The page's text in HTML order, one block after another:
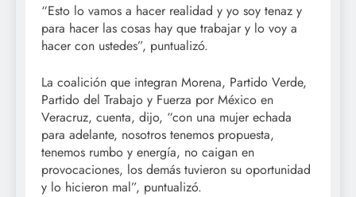
“Esto lo vamos a hacer realidad y yo soy tenaz y
para hacer las cosas hay que trabajar y lo voy a
hacer con ustedes”, puntualizó.
La coalición que integran Morena, Partido Verde,
Partido del Trabajo y Fuerza por México en
Veracruz, cuenta, dijo, “con una mujer echada
para adelante, nosotros tenemos propuesta,
tenemos rumbo y energía, no caigan en
provocaciones, los demás tuvieron su oportunidad
y lo hicieron mal”, puntualizó.